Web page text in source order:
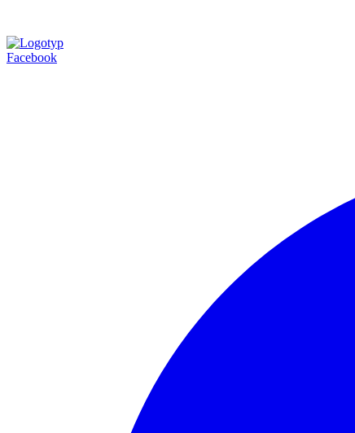
Facebook